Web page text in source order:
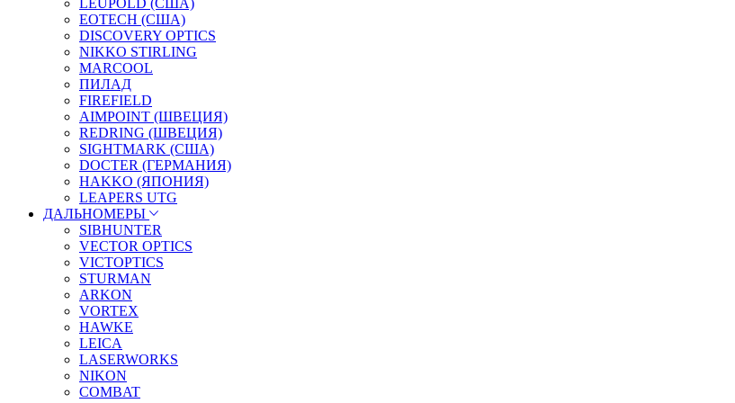
LEUPOLD (США)
EOTECH (США)
DISCOVERY OPTICS
NIKKO STIRLING
MARCOOL
ПИЛАД
FIREFIELD
AIMPOINT (ШВЕЦИЯ)
REDRING (ШВЕЦИЯ)
SIGHTMARK (США)
DOCTER (ГЕРМАНИЯ)
HAKKO (ЯПОНИЯ)
LEAPERS UTG
ДАЛЬНОМЕРЫ
SIBHUNTER
VECTOR OPTICS
VICTOPTICS
STURMAN
ARKON
VORTEX
HAWKE
LEICA
LASERWORKS
NIKON
COMBAT